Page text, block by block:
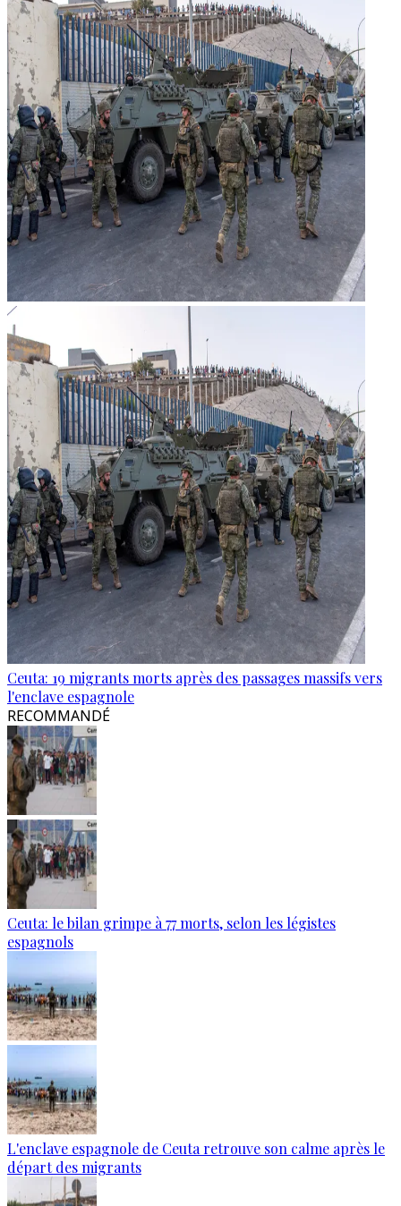
Ceuta: 19 migrants morts après des passages massifs vers
l'enclave espagnole
RECOMMANDÉ
Ceuta: le bilan grimpe à 77 morts, selon les légistes
espagnols
L'enclave espagnole de Ceuta retrouve son calme après le
départ des migrants